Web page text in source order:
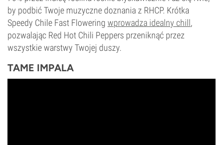
by podbić Twoje muzyczne doznania z RHCP. Krótka
Speedy Chile Fast Flowering wprowadza idealny chill,
pozwalając Red Hot Chili Peppers przeniknąć przez
wszystkie warstwy Twojej duszy.
TAME IMPALA